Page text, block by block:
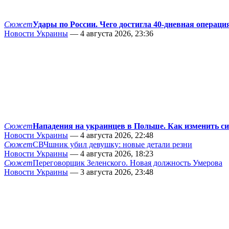
СюжетУдары по России. Чего достигла 40-дневная
Новости Украины — 4 августа 2026, 23:36
СюжетНападения на украинцев в Польше. Как изменить
Новости Украины — 4 августа 2026, 22:48
СюжетСВЧшник убил девушку: новые детали резни
Новости Украины — 4 августа 2026, 18:23
СюжетПереговорщик Зеленского. Новая должность Умерова
Новости Украины — 3 августа 2026, 23:48